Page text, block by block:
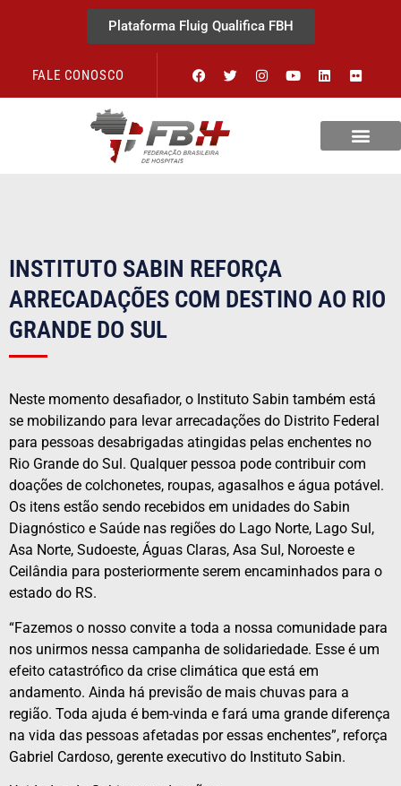
Plataforma Fluig Qualifica FBH
FALE CONOSCO
INSTITUTO SABIN REFORÇA
ARRECADAÇÕES COM DESTINO AO RIO
GRANDE DO SUL
Neste momento desafiador, o Instituto Sabin também está
se mobilizando para levar arrecadações do Distrito Federal
para pessoas desabrigadas atingidas pelas enchentes no
Rio Grande do Sul. Qualquer pessoa pode contribuir com
doações de colchonetes, roupas, agasalhos e água potável.
Os itens estão sendo recebidos em unidades do Sabin
Diagnóstico e Saúde nas regiões do Lago Norte, Lago Sul,
Asa Norte, Sudoeste, Águas Claras, Asa Sul, Noroeste e
Ceilândia para posteriormente serem encaminhados para o
estado do RS.
“Fazemos o nosso convite a toda a nossa comunidade para
nos unirmos nessa campanha de solidariedade. Esse é um
efeito catastrófico da crise climática que está em
andamento. Ainda há previsão de mais chuvas para a
região. Toda ajuda é bem-vinda e fará uma grande diferença
na vida das pessoas afetadas por essas enchentes”, reforça
Gabriel Cardoso, gerente executivo do Instituto Sabin.